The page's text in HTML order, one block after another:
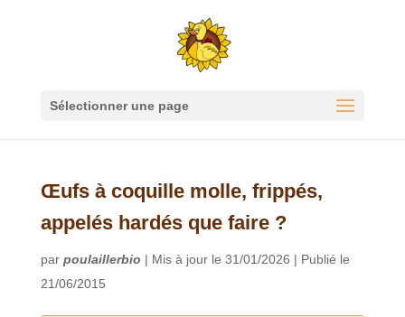
Sélectionner une page
Œufs à coquille molle, frippés,
appelés hardés que faire ?
par poulaillerbio | Mis à jour le 31/01/2026 | Publié le
21/06/2015